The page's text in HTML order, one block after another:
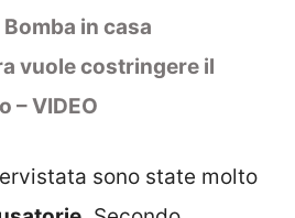
Bomba in casa
vuole costringere il
– VIDEO
sono state molto